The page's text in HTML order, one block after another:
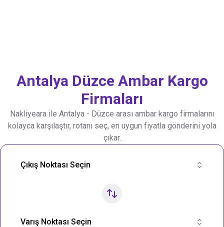
Antalya DüzceAmbar Kargo
Firmaları
Nakliyeara ile Antalya- Düzce arası ambar kargo firmalarını
kolayca karşılaştır, rotanı seç, en uygun fiyatla gönderini yola
çıkar.
Nakliye Rotası Ara
Çıkış Noktası Seçin
Varış Noktası Seçin